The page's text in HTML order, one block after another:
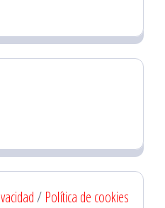
/ Política de cookies